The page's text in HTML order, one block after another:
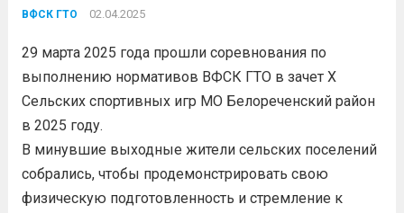
ВФСК ГТО 02.04.2025
29 марта 2025 года прошли соревнования по
выполнению нормативов ВФСК ГТО в зачет X
Сельских спортивных игр МО Белореченский район
в 2025 году.
В минувшие выходные жители сельских поселений
собрались, чтобы продемонстрировать свою
физическую подготовленность и стремление к